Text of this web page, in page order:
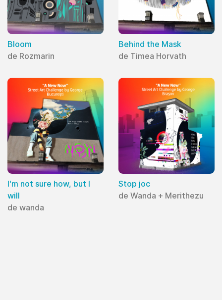
Bloom
de Rozmarin
Behind the Mask
de Timea Horvath
I'm not sure how, but I
will
de wanda
Stop joc
de Wanda + Merithezu